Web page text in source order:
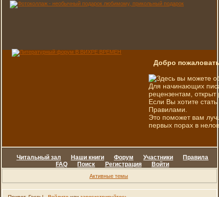
Добро
Здесь вы можете
Для начинающих
рецензентам, открыт
Если Вы хотите
Правилами.
Это поможет вам
первых порах в
Читальный зал Наши книги Форум Участники
Правила
FAQ
Поиск Регистрация Войти
Активные темы